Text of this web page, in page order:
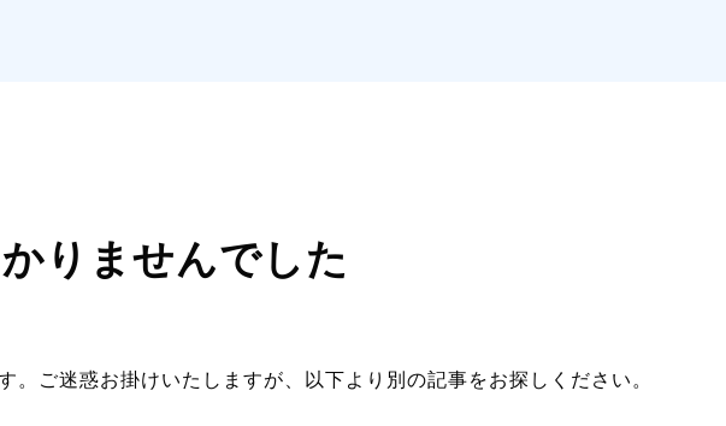
りませんでした
ご迷惑お掛けいたしますが、以下より別の記事をお探しください。